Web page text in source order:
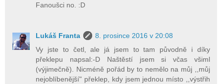
Fanoušci no. :D
Lukáš Franta
8. prosince 2016 v 20:08
Vy jste to četl, ale já jsem to tam původně i díky
překlepu napsal:-D Naštěstí jsem si včas všiml
(výjimečně). Nicméně pořád by to nemělo na můj ,,můj
nejoblíbenější" překlep, kdy jsem jednou místo ,,výstřih